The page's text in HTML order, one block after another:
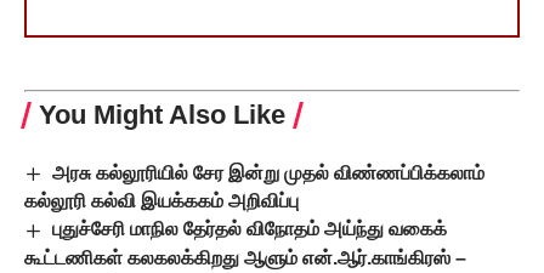
You Might Also Like
அரசு கல்லூரியில் சேர இன்று முதல் விண்ணப்பிக்கலாம்
கல்லூரி கல்வி இயக்ககம் அறிவிப்பு
புதுச்சேரி மாநில தேர்தல் விநோதம் அய்ந்து வகைக்
கூட்டணிகள் கலகலக்கிறது ஆளும் என்.ஆர்.காங்கிரஸ் –